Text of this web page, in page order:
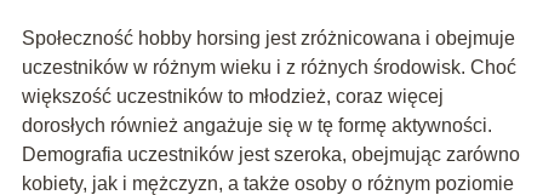
Społeczność hobby horsing jest zróżnicowana i obejmuje
uczestników w różnym wieku i z różnych środowisk. Choć
większość uczestników to młodzież, coraz więcej
dorosłych również angażuje się w tę formę aktywności.
Demografia uczestników jest szeroka, obejmując zarówno
kobiety, jak i mężczyzn, a także osoby o różnym poziomie